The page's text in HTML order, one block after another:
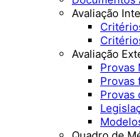
Avaliação
Avaliação
Provas
Provas
Provas